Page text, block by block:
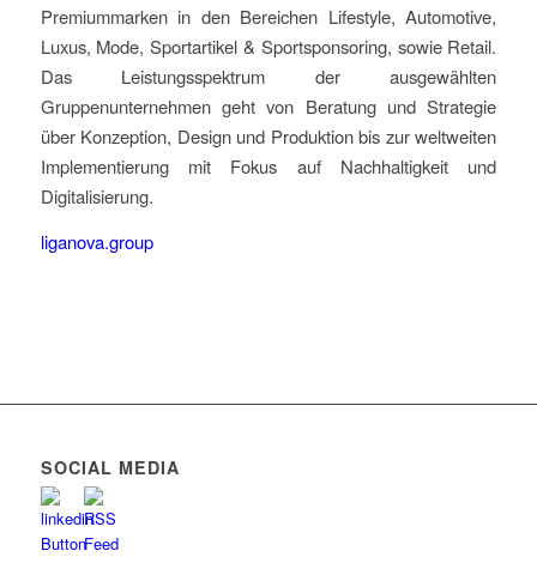
Premiummarken in den Bereichen Lifestyle, Automotive,
Luxus, Mode, Sportartikel & Sportsponsoring, sowie Retail.
Das Leistungsspektrum der ausgewählten
Gruppenunternehmen geht von Beratung und Strategie
über Konzeption, Design und Produktion bis zur weltweiten
Implementierung mit Fokus auf Nachhaltigkeit und
Digitalisierung.
liganova.group
SOCIAL MEDIA